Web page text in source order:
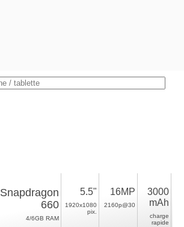
Snapdragon
660
4/6GB RAM
5.5"
1920x1080
pix.
16MP
2160p@30
3000
mAh
charge
rapide